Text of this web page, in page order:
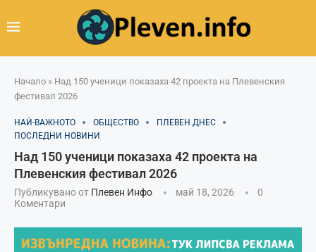
Начало » Над 150 ученици показаха 42 проекта на Плевенския
фестивал 2026
НАЙ-ВАЖНОТО ОБЩЕСТВО
ПЛЕВЕН ДНЕС
ПОСЛЕДНИ НОВИНИ
Над 150 ученици показаха 42 проекта на
Плевенския фестивал 2026
Публикувано от Плевен Инфо май 18, 2026
0
Коментари